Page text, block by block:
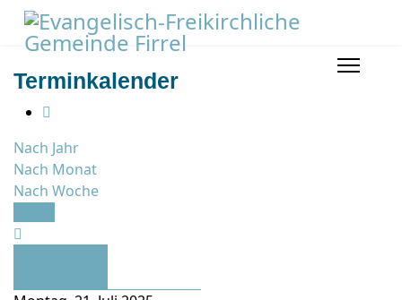
Terminkalender
Nach Jahr
Nach Monat
Nach Woche